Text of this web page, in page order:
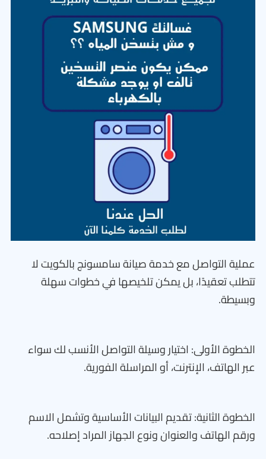
عملية التواصل مع خدمة صيانة سامسونج بالكويت لا
تتطلب تعقيدًا، بل يمكن تلخيصها في خطوات سهلة
وبسيطة.
الخطوة الأولى: اختيار وسيلة التواصل الأنسب لك سواء
عبر الهاتف، الإنترنت، أو المراسلة الفورية.
الخطوة الثانية: تقديم البيانات الأساسية وتشمل الاسم
ورقم الهاتف والعنوان ونوع الجهاز المراد إصلاحه.